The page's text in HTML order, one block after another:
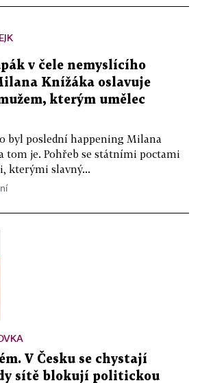
v čele nemyslícího
Knížáka oslavuje
kterým umělec
byl poslední happening Milana
tom je. Pohřeb se státními poctami
kterými slavný...
V Česku se chystají
sítě blokují politickou